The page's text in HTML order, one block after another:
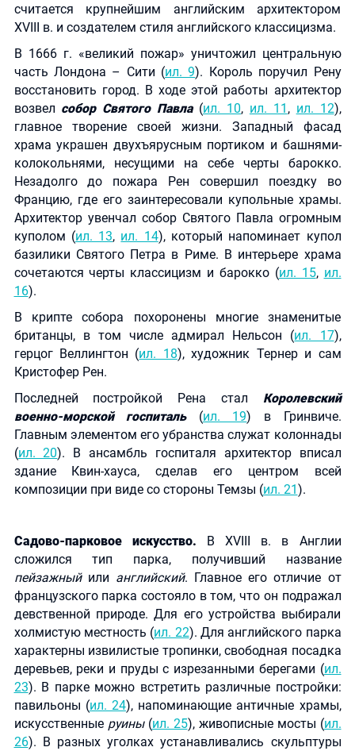
считается крупнейшим английским архитектором
XVIII в. и создателем стиля английского классицизма.
В 1666 г. «великий пожар» уничтожил центральную
часть Лондона – Сити (ил. 9). Король поручил Рену
восстановить город. В ходе этой работы архитектор
возвел собор Святого Павла(ил. 10, ил. 11 , ил. 12),
главное творение своей жизни. Западный фасад
храма украшен двухъярусным портиком и башнями-
колокольнями, несущими на себе черты барокко.
Незадолго до пожара Рен совершил поездку во
Францию, где его заинтересовали купольные храмы.
Архитектор увенчал собор Святого Павла огромным
куполом (ил. 13, ил. 14), который напоминает купол
базилики Святого Петра в Риме. В интерьере храма
сочетаются черты классицизм и барокко (ил. 15, ил.
16).
В крипте собора похоронены многие знаменитые
британцы, в том числе адмирал Нельсон (ил. 17),
герцог Веллингтон (ил. 18), художник Тернер и сам
Кристофер Рен.
Последней постройкой Рена стал Королевский
военно-морской госпиталь(ил. 19) в Гринвиче.
Главным элементом его убранства служат колоннады
(ил. 20). В ансамбль госпиталя архитектор вписал
здание Квин-хауса, сделав его центром всей
композиции при виде со стороны Темзы (ил. 21).
Садово-парковое искусство.
В XVIII в. в Англии
сложился тип парка, получивший название
пейзажныйили английский. Главное его отличие от
французского парка состояло в том, что он подражал
девственной природе. Для его устройства выбирали
холмистую местность (ил. 22). Для английского парка
характерны извилистые тропинки, свободная посадка
деревьев, реки и пруды с изрезанными берегами (ил.
23). В парке можно встретить различные постройки:
павильоны (ил. 24), напоминающие античные храмы,
искусственные руины(ил. 25), живописные мосты (ил.
26). В разных уголках устанавливались скульптуры